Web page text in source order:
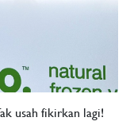
usah fikirkan lagi!​